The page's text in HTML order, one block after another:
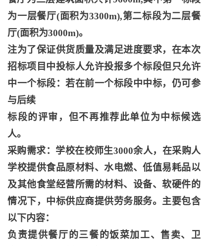
为一层餐厅(面积为3300m),第二标段为二层餐
厅(面积为3000m)。
注为了保证供货质量及满足进度要求，在本次
招标项目中投标人允许投报多个标段但只允许
中一个标段：若在前一个标段中中标，仍可参
与后续
标段的评审，但不再推荐此单位为中标候选
人。
采购需求：学校在校师生3000余人，在采购人
学校提供食品原材料、水电燃、低值易耗品以
及其他食堂经营所需的材料、设备、软硬件的
情况下，中标供应商提供劳务服务。主要包含
以下内容：
负责提供餐厅的三餐的饭菜加工、售卖、卫